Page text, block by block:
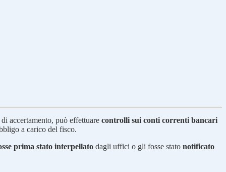
accertamento, può effettuare controlli sui conti correnti bancari
a carico del fisco.
prima stato interpellato dagli uffici o gli fosse stato notificato